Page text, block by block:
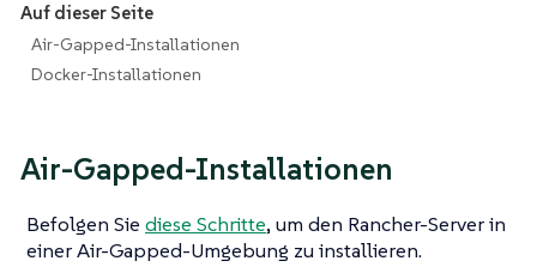
Auf dieser Seite
Air-Gapped-Installationen
Docker-Installationen
Air-Gapped-Installationen
Befolgen Sie diese Schritte, um den Rancher-Server in
einer Air-Gapped-Umgebung zu installieren.